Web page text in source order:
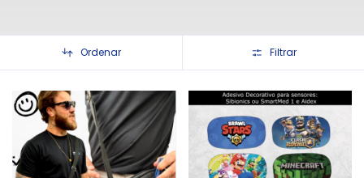
Ordenar Filtrar